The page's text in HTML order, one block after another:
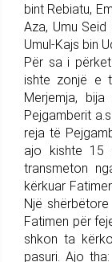
bint Rebiatu,
Aza, Umu
Umul-Kajs bin
Për sa i
ishte zonjë e
Merjemja,
Pejgamberit
reja të
ajo kishte 15
transmeton
kërkuar
Një
Fatimen për
shkon ta
pasuri. Ajo